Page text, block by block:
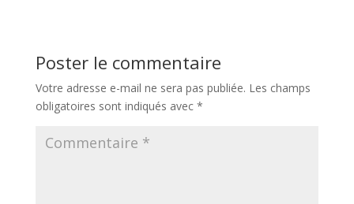
Poster le commentaire
Votre adresse e-mail ne sera pas publiée. Les champs
obligatoires sont indiqués avec *